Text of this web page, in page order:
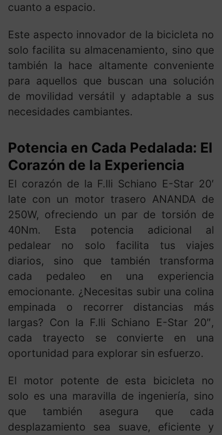
cuanto a espacio.
Este aspecto innovador de la bicicleta no
solo facilita su almacenamiento, sino que
también la hace altamente conveniente
para aquellos que buscan una solución
de movilidad versátil y adaptable a sus
necesidades cambiantes.
Potencia en Cada Pedalada: El
Corazón de la Experiencia
El corazón de la F.lli Schiano E-Star 20′
late con un motor trasero ANANDA de
250W, ofreciendo un par de torsión de
40Nm. Esta potencia adicional al
pedalear no solo facilita tus viajes
diarios, sino que también transforma
cada pedaleo en una experiencia
emocionante. ¿Necesitas subir una colina
empinada o recorrer distancias más
largas? Con la F.lli Schiano E-Star 20″,
cada trayecto se convierte en una
oportunidad para explorar sin esfuerzo.
El motor potente de esta bicicleta no
solo es una maravilla de ingeniería, sino
que también asegura que cada
desplazamiento sea suave, eficiente y